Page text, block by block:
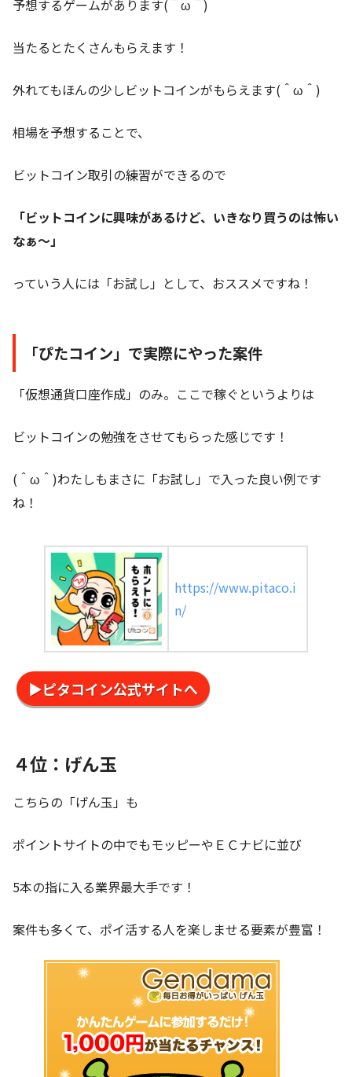
予想するゲームがあります(＾ω＾)
当たるとたくさんもらえます！
外れてもほんの少しビットコインがもらえます(＾ω＾)
相場を予想することで、
ビットコイン取引の練習ができるので
「ビットコインに興味があるけど、いきなり買うのは怖い
なぁ～」
っていう人には「お試し」として、おススメですね！
「ぴたコイン」で実際にやった案件
「仮想通貨口座作成」のみ。ここで稼ぐというよりは
ビットコインの勉強をさせてもらった感じです！
(＾ω＾)わたしもまさに「お試し」で入った良い例です
ね！
https://www.pitaco.i
n/
▶ピタコイン公式サイトへ
４位：げん玉
こちらの「げん玉」も
ポイントサイトの中でもモッピーやＥＣナビに並び
5本の指に入る業界最大手です！
案件も多くて、ポイ活する人を楽しませる要素が豊富！